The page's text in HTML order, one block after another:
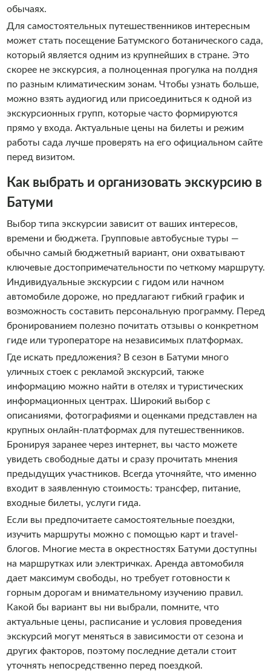
обычаях.
Для самостоятельных путешественников интересным
может стать посещение Батумского ботанического сада,
который является одним из крупнейших в стране. Это
скорее не экскурсия, а полноценная прогулка на полдня
по разным климатическим зонам. Чтобы узнать больше,
можно взять аудиогид или присоединиться к одной из
экскурсионных групп, которые часто формируются
прямо у входа. Актуальные цены на билеты и режим
работы сада лучше проверять на его официальном сайте
перед визитом.
Как выбрать и организовать экскурсию в
Батуми
Выбор типа экскурсии зависит от ваших интересов,
времени и бюджета. Групповые автобусные туры —
обычно самый бюджетный вариант, они охватывают
ключевые достопримечательности по четкому маршруту.
Индивидуальные экскурсии с гидом или начном
автомобиле дороже, но предлагают гибкий график и
возможность составить персональную программу. Перед
бронированием полезно почитать отзывы о конкретном
гиде или туроператоре на независимых платформах.
Где искать предложения? В сезон в Батуми много
уличных стоек с рекламой экскурсий, также
информацию можно найти в отелях и туристических
информационных центрах. Широкий выбор с
описаниями, фотографиями и оценками представлен на
крупных онлайн-платформах для путешественников.
Бронируя заранее через интернет, вы часто можете
увидеть свободные даты и сразу прочитать мнения
предыдущих участников. Всегда уточняйте, что именно
входит в заявленную стоимость: трансфер, питание,
входные билеты, услуги гида.
Если вы предпочитаете самостоятельные поездки,
изучить маршруты можно с помощью карт и travel-
блогов. Многие места в окрестностях Батуми доступны
на маршрутках или электричках. Аренда автомобиля
дает максимум свободы, но требует готовности к
горным дорогам и внимательному изучению правил.
Какой бы вариант вы ни выбрали, помните, что
актуальные цены, расписание и условия проведения
экскурсий могут меняться в зависимости от сезона и
других факторов, поэтому последние детали стоит
уточнять непосредственно перед поездкой.